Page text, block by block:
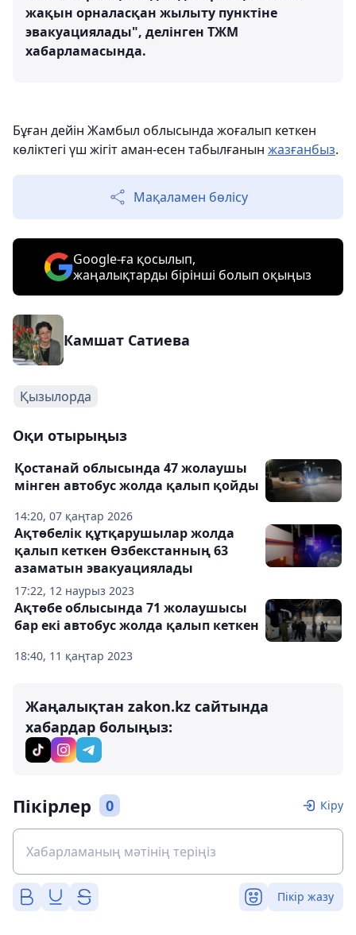
жақын орналасқан жылыту пунктіне
эвакуациялады", делінген ТЖМ
хабарламасында.
Бұған дейін Жамбыл облысында жоғалып кеткен
көліктегі үш жігіт аман-есен табылғанын жазғанбыз.
Мақаламен бөлісу
Google-ға қосылып,
жаңалықтарды бірінші болып оқыңыз
Камшат Сатиева
Қызылорда
Оқи отырыңыз
14:20, 07 қаңтар 2026
Қостанай облысында 47 жолаушы
мінген автобус жолда қалып қойды
17:22, 12 наурыз 2023
Ақтөбелік құтқарушылар жолда
қалып кеткен Өзбекстанның 63
азаматын эвакуациялады
18:40, 11 қаңтар 2023
Ақтөбе облысында 71 жолаушысы
бар екі автобус жолда қалып кеткен
Жаңалықтан zakon.kz сайтында
хабардар болыңыз:
Пікірлер 0 Кіру
Пікір жазу